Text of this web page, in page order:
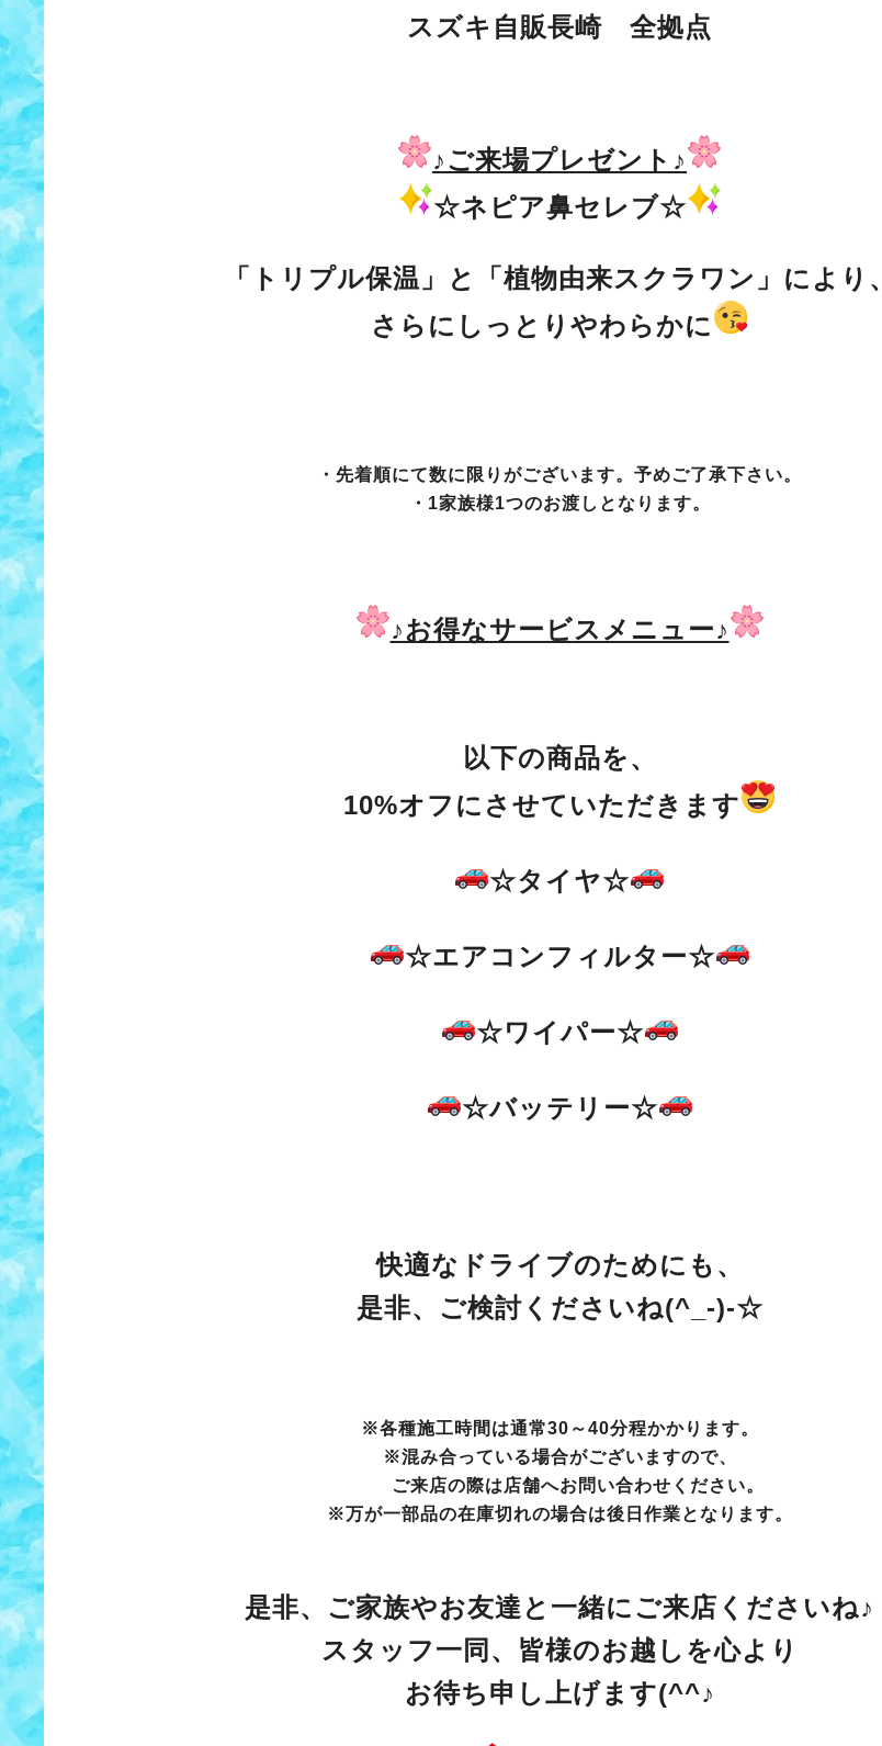
スズキ自販長崎 全拠点
♪ご来場プレゼント♪
☆ネピア鼻セレブ☆
「トリプル保温」と「植物由来スクラワン」により、
さらにしっとりやわらかに
・先着順にて数に限りがございます。予めご了承下さい。
・1家族様1つのお渡しとなります。
♪お得なサービスメニュー♪
以下の商品を、
10%オフにさせていただきます
☆タイヤ☆
☆エアコンフィルター☆
☆ワイパー☆
☆バッテリー☆
快適なドライブのためにも、
是非、ご検討くださいね(^_-)-☆
※各種施工時間は通常30～40分程かかります。
※混み合っている場合がございますので、
ご来店の際は店舗へお問い合わせください。
※万が一部品の在庫切れの場合は後日作業となります。
是非、ご家族やお友達と一緒にご来店くださいね♪
スタッフ一同、皆様のお越しを心より
お待ち申し上げます(^^♪